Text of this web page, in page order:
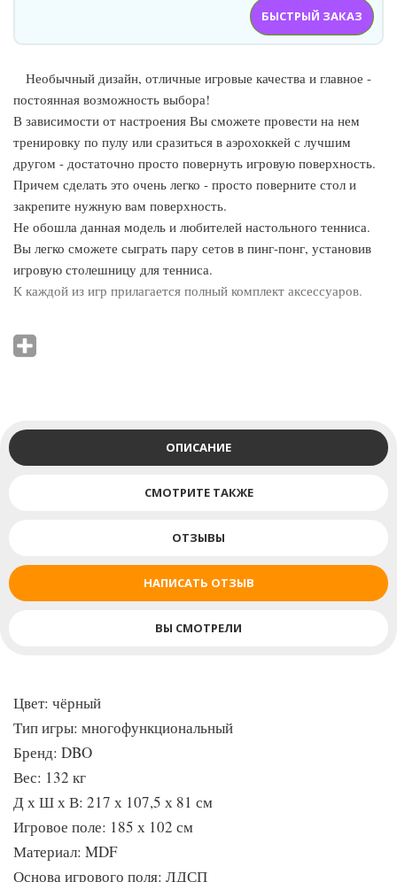
БЫСТРЫЙ ЗАКАЗ
Необычный дизайн, отличные игровые качества и главное -
постоянная возможность выбора!
В зависимости от настроения Вы сможете провести на нем
тренировку по пулу или сразиться в аэрохоккей с лучшим
другом - достаточно просто повернуть игровую поверхность.
Причем сделать это очень легко - просто поверните стол и
закрепите нужную вам поверхность.
Не обошла данная модель и любителей настольного тенниса.
Вы легко сможете сыграть пару сетов в пинг-понг, установив
игровую столешницу для тенниса.
К каждой из игр прилагается полный комплект аксессуаров.
Бильярд (пул), размер игрового поля 168,5х83,5 см:
Набор шаров для пула - диаметр 57,2 мм
Щетка для чистки сукна - 1 шт
Теннис, размер игрового поля 107,5х192 см:
ОПИСАНИЕ
СМОТРИТЕ ТАКЖЕ
ОТЗЫВЫ
НАПИСАТЬ ОТЗЫВ
ВЫ СМОТРЕЛИ
Цвет: чёрный
Тип игры: многофункциональный
Бренд: DBO
Вес: 132 кг
Д х Ш х В: 217 х 107,5 х 81 см
Игровое поле: 185 х 102 см
Материал: MDF
Основа игрового поля: ЛДСП